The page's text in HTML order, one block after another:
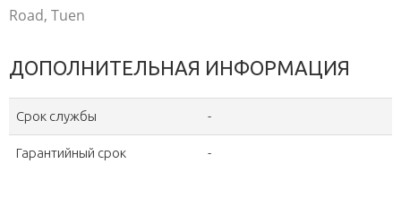
Road, Tuen
ДОПОЛНИТЕЛЬНАЯ ИНФОРМАЦИЯ
Срок службы -
Гарантийный срок -